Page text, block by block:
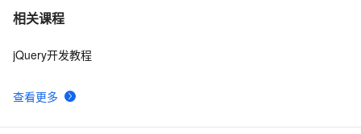
7 乐视欠款门继续发酵，传高通和MTK暂停向乐视手机供
8 手机淘宝短视频业务「哇哦视频」迁移上 FaaS 笔记公开
9 15款手机CSS3动画导航特效
相关课程
查看更多
jQuery开发教程